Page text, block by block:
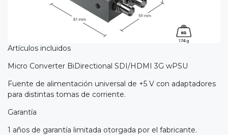
Artículos incluidos
Micro Converter BiDirectional SDI/HDMI 3G wPSU
Fuente de alimentación universal de +5 V con adaptadores
para distintas tomas de corriente.
Garantía
1 años de garantía limitada otorgada por el fabricante.